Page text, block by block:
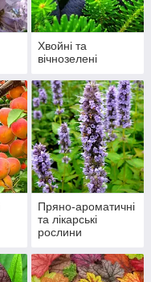
Хвойні та
вічнозелені
Пряно-ароматичні
та лікарські
рослини